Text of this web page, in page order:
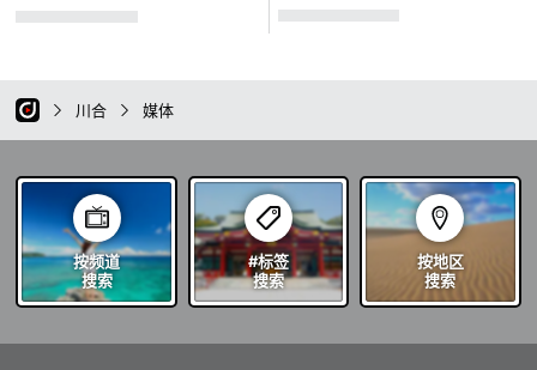
川合 媒体
按频道
搜索
#标签
搜索
按地区
搜索